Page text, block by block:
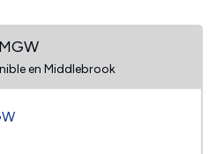
MGW
en Middlebrook